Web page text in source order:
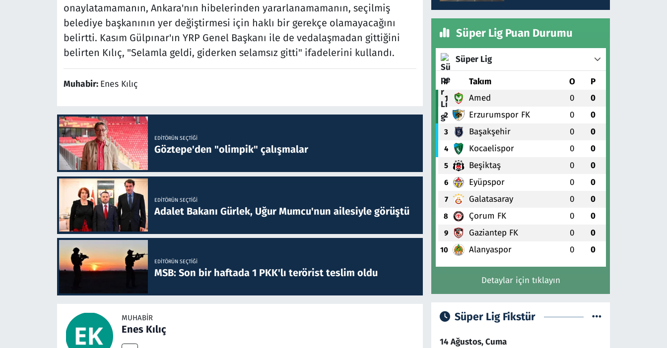
onaylatamamanın, Ankara'nın hibelerinden yararlanamamanın, seçilmiş
belediye başkanının yer değiştirmesi için haklı bir gerekçe olamayacağını
belirtti. Kasım Gülpınar'ın YRP Genel Başkanı ile de vedalaşmadan gittiğini
belirten Kılıç, "Selamla geldi, giderken selamsız gitti" ifadelerini kullandı.
Muhabir: Enes Kılıç
EDITÖRÜN SEÇTIĞI
Göztepe'den "olimpik" çalışmalar
EDITÖRÜN SEÇTIĞI
Adalet Bakanı Gürlek, Uğur Mumcu'nun ailesiyle görüştü
EDITÖRÜN SEÇTIĞI
MSB: Son bir haftada 1 PKK'lı terörist teslim oldu
MUHABIR
Enes Kılıç
Süper Lig Puan Durumu
Süper Lig
# Takım O P
1 Amed 0 0
2 Erzurumspor FK 0 0
3 Başakşehir 0 0
4 Kocaelispor 0 0
5 Beşiktaş 0 0
6 Eyüpspor 0 0
7 Galatasaray 0 0
8 Çorum FK 0 0
9 Gaziantep FK 0 0
10 Alanyaspor 0 0
Detaylar için tıklayın
Süper Lig Fikstür
14 Ağustos, Cuma